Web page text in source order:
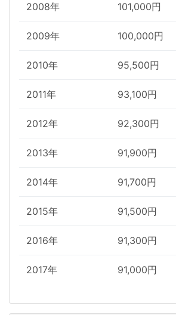
2008年 101,000円
2009年 100,000円
2010年 95,500円
2011年 93,100円
2012年 92,300円
2013年 91,900円
2014年 91,700円
2015年 91,500円
2016年 91,300円
2017年 91,000円